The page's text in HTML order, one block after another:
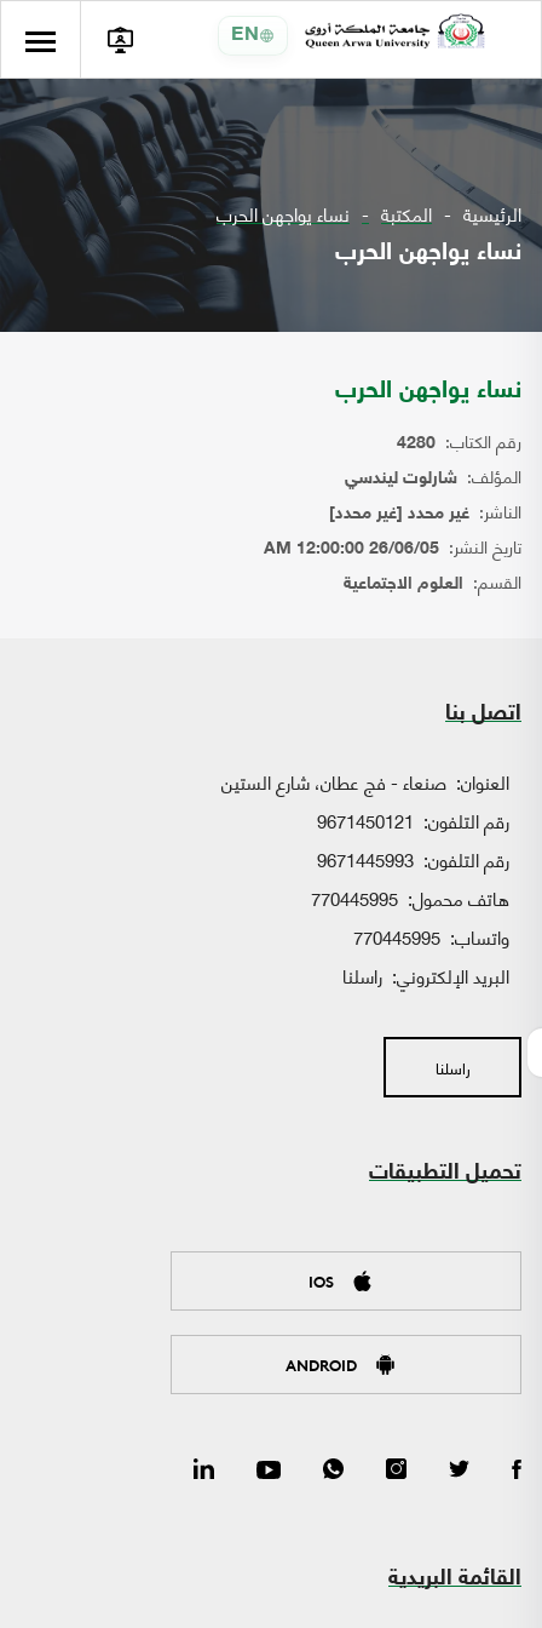
EN
الرئيسية المكتبة نساء يواجهن الحرب
نساء يواجهن الحرب
نساء يواجهن الحرب
رقم الكتاب: 4280
المؤلف: شارلوت ليندسي
الناشر: غير محدد [غير محدد]
تاريخ النشر: 26/06/05 12:00:00 AM
القسم: العلوم الاجتماعية
اتصل بنا
العنوان: صنعاء - فج عطان، شارع الستين
رقم التلفون: 9671450121
رقم التلفون: 9671445993
هاتف محمول: 770445995
واتساب:
البريد الإلكتروني: راسلنا
راسلنا
تحميل التطبيقات
IOS
ANDROID
القائمة البريدية